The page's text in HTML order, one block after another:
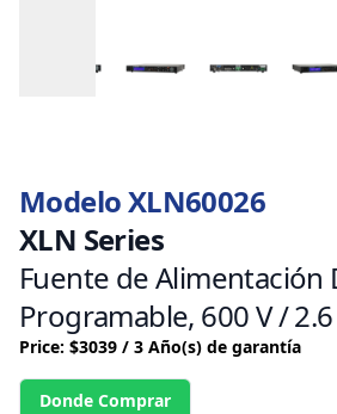
Modelo XLN60026
XLN Series
Fuente de Alimentación
Programable, 600 V /
Price: $3039 / 3 Año(s) de garantía
Donde Comprar